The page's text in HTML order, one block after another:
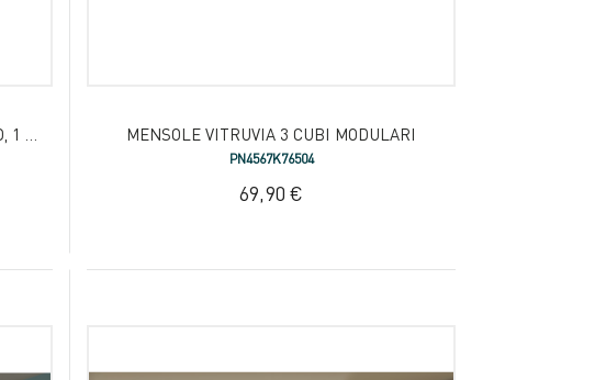
MENSOLE VITRUVIA 3 CUBI MODULARI
PN4567K76504
69,90 €